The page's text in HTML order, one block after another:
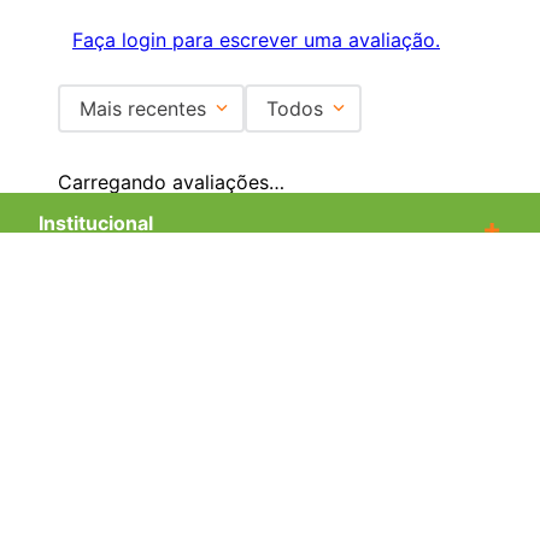
Faça login para escrever uma avaliação.
Mais recentes Todos
Carregando avaliações…
Institucional
+